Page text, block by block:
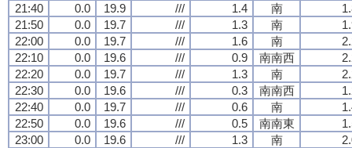
21:40
0.0 19.9 /// 1.4 南
21:50
0.0 19.7 /// 1.3 南
22:00
0.0 19.7 /// 1.6 南
22:10
0.0 19.6 /// 0.9 南南西
22:20
0.0 19.7 /// 1.3 南
22:30
0.0 19.6 /// 0.3 南南西
22:40
0.0 19.7 /// 0.6 南
22:50
0.0 19.6 /// 0.5 南南東
23:00
0.0 19.6 /// 1.3 南